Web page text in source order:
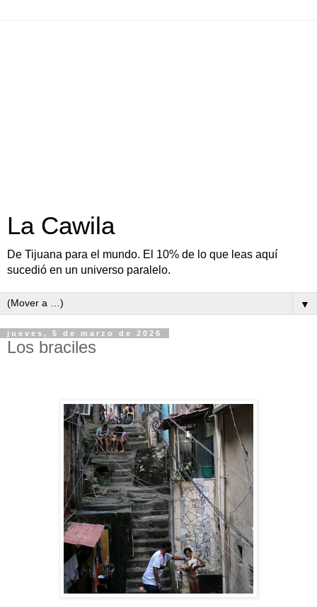
La Cawila
De Tijuana para el mundo. El 10% de lo que leas aquí
sucedió en un universo paralelo.
▼
jueves, 5 de marzo de 2026
Los braciles